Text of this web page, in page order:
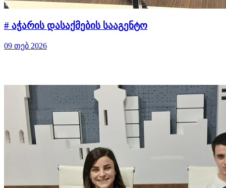
# აჭარის დასაქმების სააგენტო
09 თებ 2026